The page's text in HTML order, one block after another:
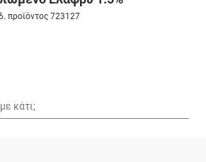
προϊόντος 723127